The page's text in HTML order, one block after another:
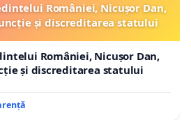
României, Nicușor Dan,
și discreditarea statului
României, Nicușor Dan,
și discreditarea statului